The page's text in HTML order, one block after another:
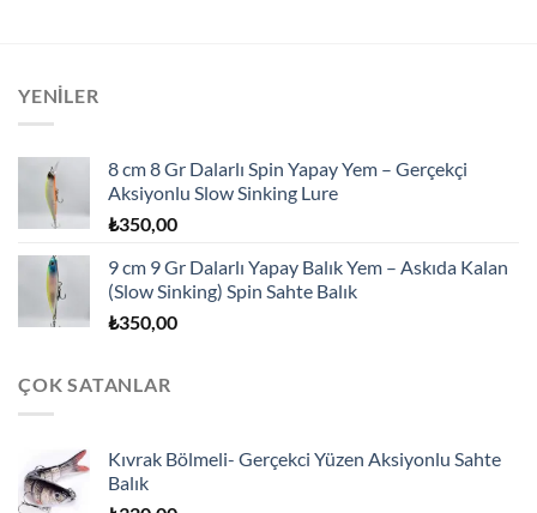
YENILER
8 cm 8 Gr Dalarlı Spin Yapay Yem – Gerçekçi
Aksiyonlu Slow Sinking Lure
₺350,00
9 cm 9 Gr Dalarlı Yapay Balık Yem – Askıda Kalan
(Slow Sinking) Spin Sahte Balık
₺350,00
ÇOK SATANLAR
Kıvrak Bölmeli- Gerçekci Yüzen Aksiyonlu Sahte
Balık